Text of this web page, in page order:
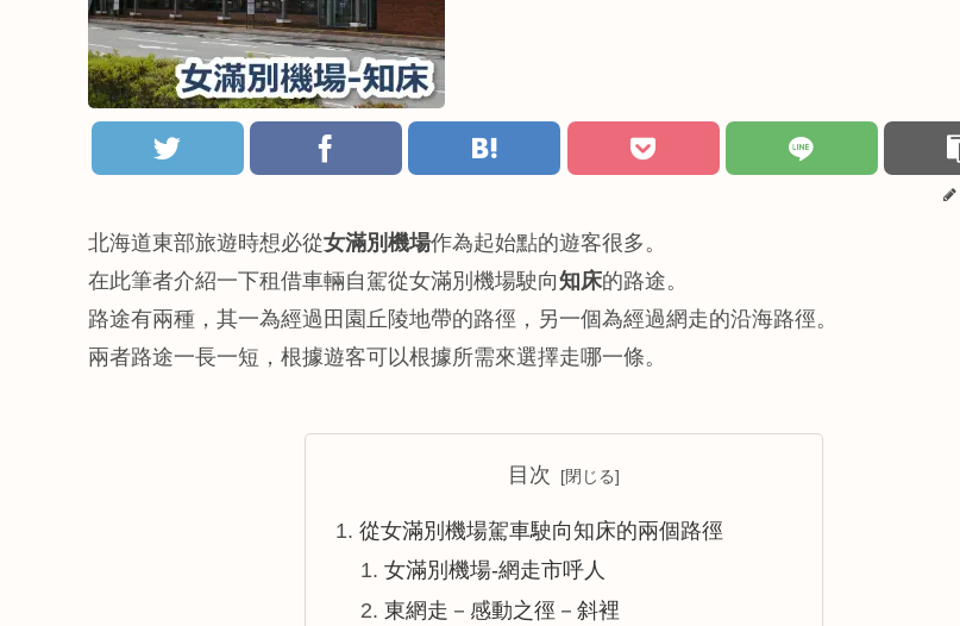
北海道東部旅遊時想必從女滿別機場作為起始點的遊客很多。
在此筆者介紹一下租借車輛自駕從女滿別機場駛向知床的路途。
路途有兩種，其一為經過田園丘陵地帶的路徑，另一個為經過網走的沿海路徑。
兩者路途一長一短，根據遊客可以根據所需來選擇走哪一條。
目次
從女滿別機場駕車駛向知床的兩個路徑
女滿別機場-網走市呼人
東網走－感動之徑－斜裡